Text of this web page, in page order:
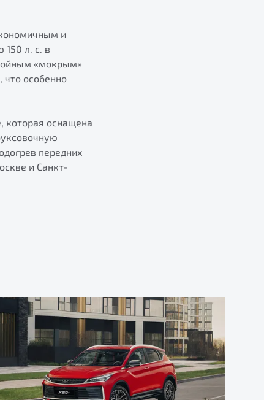
и
л. с. в
«мокрым»
особенно
которая оснащена
передних
и Санкт-